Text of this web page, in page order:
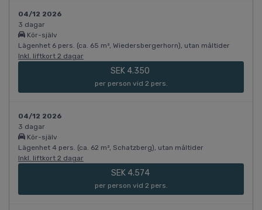
04/12 2026
3 dagar
Kör-själv
Lägenhet 6 pers. (ca. 65 m², Wiedersbergerhorn), utan måltider
Inkl. liftkort 2 dagar
SEK 4.350
per person vid 2 pers.
04/12 2026
3 dagar
Kör-själv
Lägenhet 4 pers. (ca. 62 m², Schatzberg), utan måltider
Inkl. liftkort 2 dagar
SEK 4.574
per person vid 2 pers.